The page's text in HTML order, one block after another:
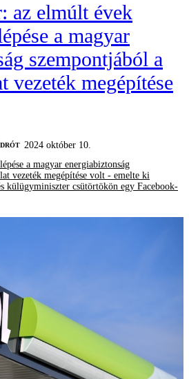
az elmúlt évek
a magyar
szempontjából a
vezeték megépítése
2024 október 10.
a magyar energiabiztonság
vezeték megépítése volt - emelte ki
külügyminiszter csütörtökön egy Facebook-